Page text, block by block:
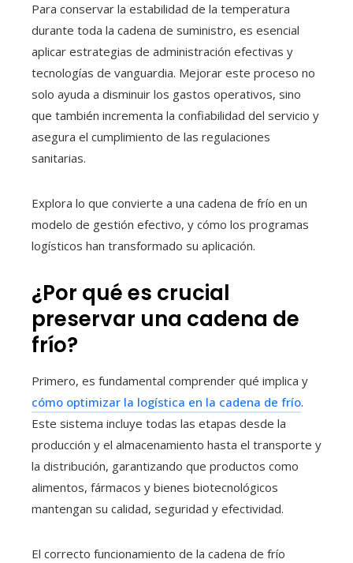
Para conservar la estabilidad de la temperatura
durante toda la cadena de suministro, es esencial
aplicar estrategias de administración efectivas y
tecnologías de vanguardia. Mejorar este proceso no
solo ayuda a disminuir los gastos operativos, sino
que también incrementa la confiabilidad del servicio y
asegura el cumplimiento de las regulaciones
sanitarias.
Explora lo que convierte a una cadena de frío en un
modelo de gestión efectivo, y cómo los programas
logísticos han transformado su aplicación.
¿Por qué es crucial
preservar una cadena de
frío?
Primero, es fundamental comprender qué implica y
cómo optimizar la logística en la cadena de frío.
Este sistema incluye todas las etapas desde la
producción y el almacenamiento hasta el transporte y
la distribución, garantizando que productos como
alimentos, fármacos y bienes biotecnológicos
mantengan su calidad, seguridad y efectividad.
El correcto funcionamiento de la cadena de frío